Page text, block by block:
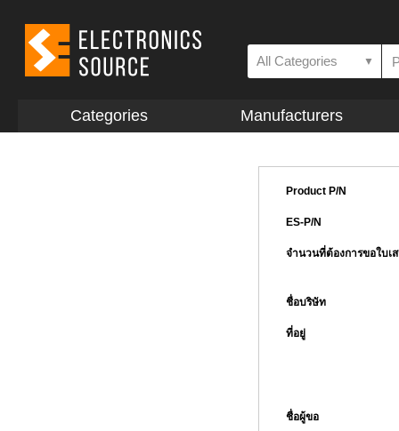
All Categories ▼
Categories Manufacturers
Product P/N
ES-P/N
จำนวนที่ต้องการขอใบเ
ชื่อบริษัท
ที่อยู่
ชื่อผู้ขอ